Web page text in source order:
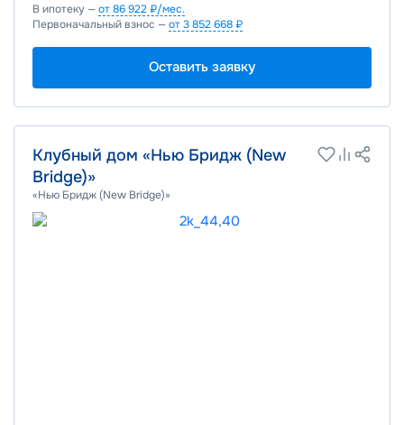
В ипотеку —от 86 922 ₽/мес.
Первоначальный взнос —от 3 852 668 ₽
Оставить заявку
Клубный дом «Нью Бридж (New
Bridge)»
«Нью Бридж (New Bridge)»